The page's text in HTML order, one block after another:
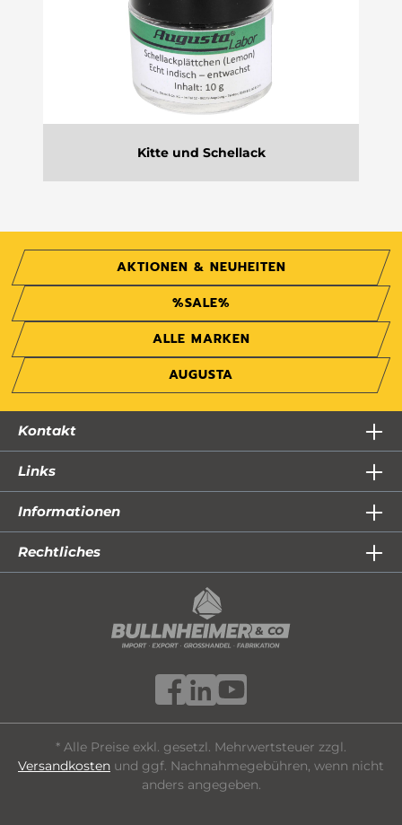
Kitte und Schellack
AKTIONEN & NEUHEITEN
%SALE%
ALLE MARKEN
AUGUSTA
Kontakt
Links
Informationen
Rechtliches
* Alle Preise exkl. gesetzl. Mehrwertsteuer zzgl.
Versandkosten und ggf. Nachnahmegebühren, wenn nicht
anders angegeben.